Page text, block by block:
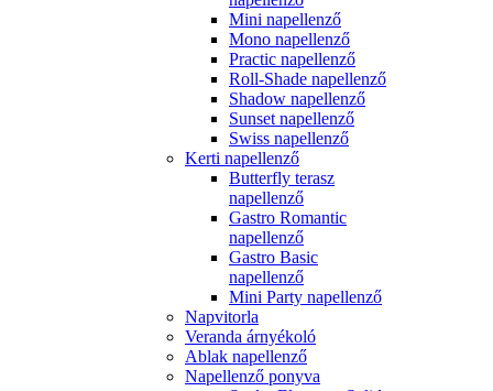
Mini napellenző
Mono napellenző
Practic napellenző
Roll-Shade napellenző
Shadow napellenző
Sunset napellenző
Swiss napellenző
Kerti napellenző
Butterfly terasz
napellenző
Gastro Romantic
napellenző
Gastro Basic
napellenző
Mini Party napellenző
Napvitorla
Veranda árnyékoló
Ablak napellenző
Napellenző ponyva